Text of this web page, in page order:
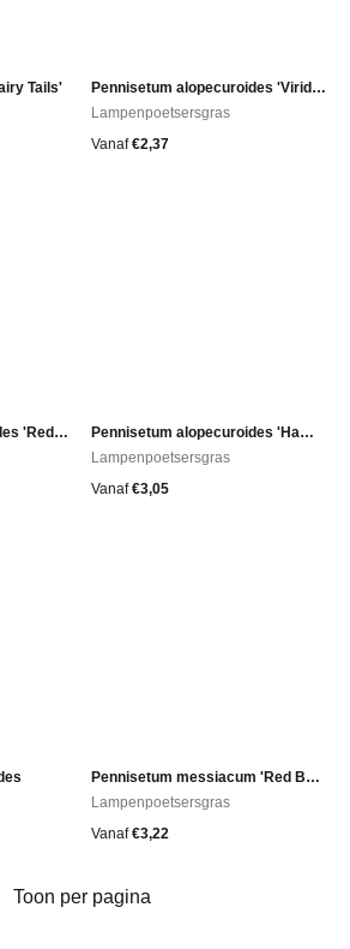
Tails'
Pennisetum alopecuroides 'Viridescens'
Lampenpoetsersgras
Vanaf €2,37
Pennisetum alopecuroides 'Redhead'
Pennisetum alopecuroides 'Hameln Gold'
Lampenpoetsersgras
Vanaf €3,05
Pennisetum messiacum 'Red Bunny Tails' (=massaicum)
Lampenpoetsersgras
Vanaf €3,22
Toon per pagina